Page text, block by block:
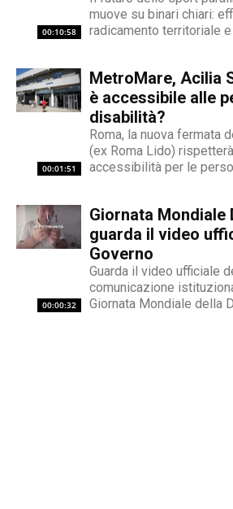
00:10:58
muove su binari chiari:
radicamento territoriale
ha delineato una
trasformare il
gestione...
00:01:51
MetroMare, Acilia
è accessibile alle
disabilità?
Roma, la nuova fermata
(ex Roma Lido)
accessibilità per le
00:00:32
Giornata Mondiale
guarda il video
Governo
Guarda il video ufficiale
comunicazione
Giornata Mondiale della